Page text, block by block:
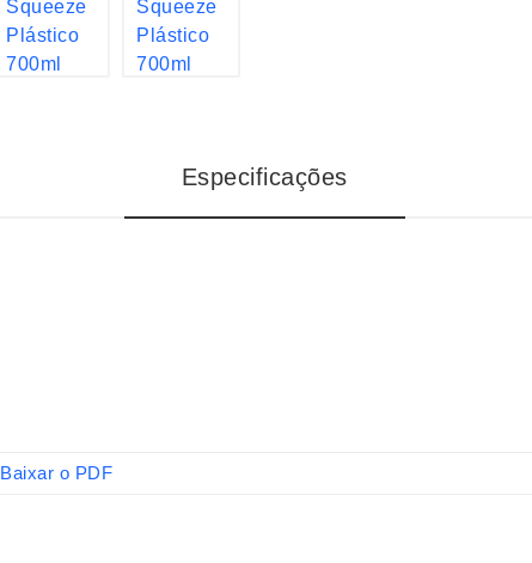
Especificações
Baixar o PDF